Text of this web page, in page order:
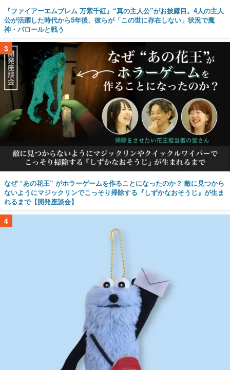
『ファイアーエムブレム 万紫千紅』“真の主人公”がお披露目。4人の主人
公が活躍した時代から5年後、彼らが「この世に存在しない」状況で魔
神・バロールと戦う
3
なぜ “あの花王” がホラーゲームを作ることになったのか？ 敵に見つから
ないようにマジックリンでこっそり掃除する『しずかなおそうじ』が生ま
れるまで【開発座談会】
4